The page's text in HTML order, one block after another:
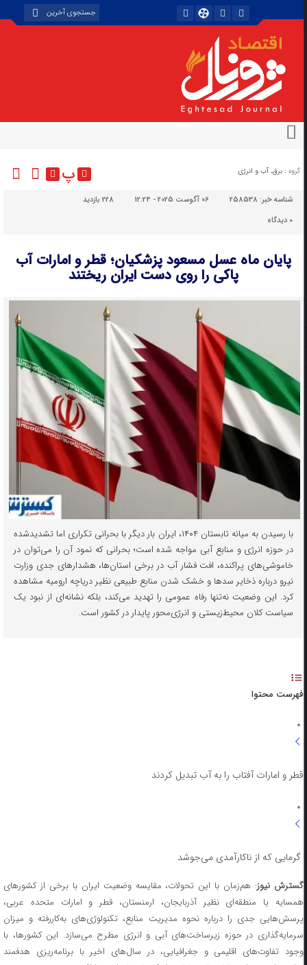
گروه : برق، آب و انرژی پ
شناسه خبر:258538 06 آگوست 2025 - 12:24
228 بازدید
دیدگاه
پایان ماه عسل مسعود پزشکیان؛ قطر و امارات آب
پاکی را روی دست ایران ریختند
با رسیدن به میانه تابستان ۱۴۰۴، ایران بار دیگر با بحرانی تکراری اما تشدیدشده
در حوزه انرژی و منابع آبی مواجه شده است؛ بحرانی که نمود آن را می‌توان در
خاموشی‌های پراکنده، افت فشار آب در برخی استان‌ها، هشدارهای جدی وزارت
نیرو درباره ذخایر سدها و خشک شدن منابع طبیعی نظیر دریاچه ارومیه مشاهده
کرد. این وضعیت نه‌تنها رفاه عمومی را تهدید می‌کند، بلکه نشانه‌ای از نبود یک
سیاست کلان محیط‌زیستی و انرژی‌محور پایدار در کشور است.
فهرست محتوا
قطر و امارات آفتاب را به آب تبدیل کردند
گرمایی که از ناکارآمدی می‌جوشد
گسترش نیوز: هم‌زمان با این تحولات، مقایسه وضعیت ایران با برخی از کشورهای
همسایه یا منطقه‌ای نظیر آذربایجان، ارمنستان، قطر و امارات متحده عربی،
پرسش‌هایی جدی را درباره نحوه مدیریت منابع، تکنولوژی‌های به‌کاررفته و میزان
سرمایه‌گذاری در حوزه زیرساخت‌های آبی و انرژی مطرح می‌سازد. این کشورها، با
وجود تفاوت‌های اقلیمی و جغرافیایی، در سال‌های اخیر با برنامه‌ریزی هدفمند